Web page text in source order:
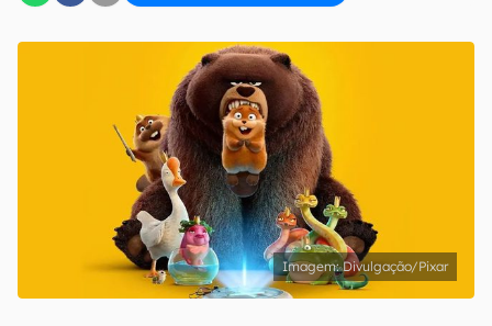
Uso e Política de Privacidade do Canaltech.
Divulgação/Pixar